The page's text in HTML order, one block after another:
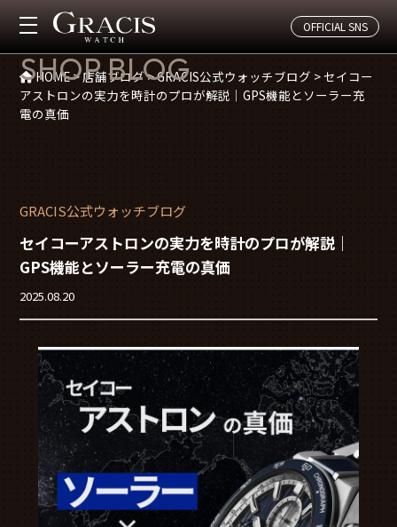
OFFICIAL SNS
店舗ブログ
SHOP BLOG
HOME>店舗ブログ>GRACIS公式ウォッチブログ >セイコー
アストロンの実力を時計のプロが解説｜GPS機能とソーラー充
電の真価
GRACIS公式ウォッチブログ
セイコーアストロンの実力を時計のプロが解説｜
GPS機能とソーラー充電の真価
2025.08.20